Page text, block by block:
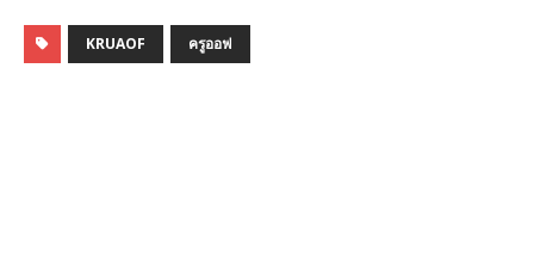
KRUAOF ครูออฟ